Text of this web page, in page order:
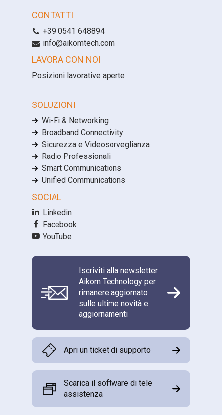
CONTATTI
+39 0541 648894
info@aikomtech.com
LAVORA CON NOI
Posizioni lavorative aperte
SOLUZIONI
Wi-Fi & Networking
Broadband Connectivity
Sicurezza e Videosorveglianza
Radio Professionali
Smart Communications
Unified Communications
SOCIAL
Linkedin
Facebook
YouTube
Iscriviti alla newsletter
Aikom Technology per
rimanere aggiornato
sulle ultime novità e
aggiornamenti
Apri un ticket di supporto
Scarica il software di tele
assistenza